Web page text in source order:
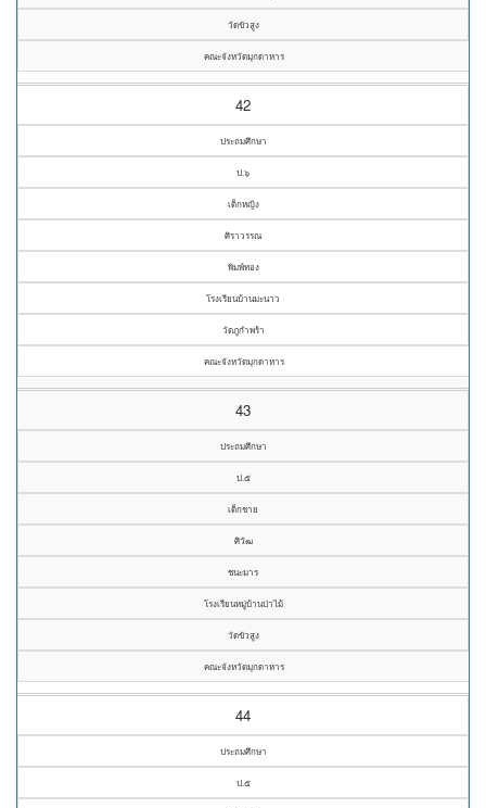
วัดขัวสูง
คณะจังหวัดมุกดาหาร
42
ประถมศึกษา
ป.๖
เด็กหญิง
ศิราวรรณ
พิมพ์ทอง
โรงเรียนบ้านมะนาว
วัดภูกำพร้า
คณะจังหวัดมุกดาหาร
43
ประถมศึกษา
ป.๕
เด็กชาย
ศิวัฒ
ชนะมาร
โรงเรียนหมู่บ้านป่าไม้
วัดขัวสูง
คณะจังหวัดมุกดาหาร
44
ประถมศึกษา
ป.๕